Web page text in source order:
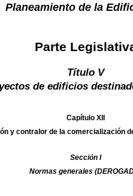
Planeamiento de la
Parte
Título V
de edificios
Capítulo XII
y contralor de la comercialización
Sección I
Normas generales